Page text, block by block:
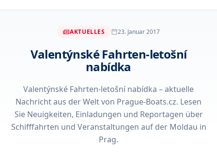
AKTUELLES 23. Januar 2017
Valentýnské Fahrten-letošní
nabídka
Valentýnské Fahrten-letošní nabídka – aktuelle
Nachricht aus der Welt von Prague-Boats.cz. Lesen
Sie Neuigkeiten, Einladungen und Reportagen über
Schifffahrten und Veranstaltungen auf der Moldau in
Prag.